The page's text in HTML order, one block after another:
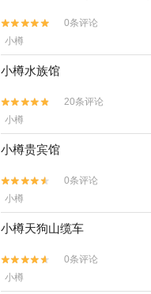


0条评论
小樽
小樽水族馆


20条评论
小樽
小樽贵宾馆


0条评论
小樽
小樽天狗山缆车


0条评论
小樽